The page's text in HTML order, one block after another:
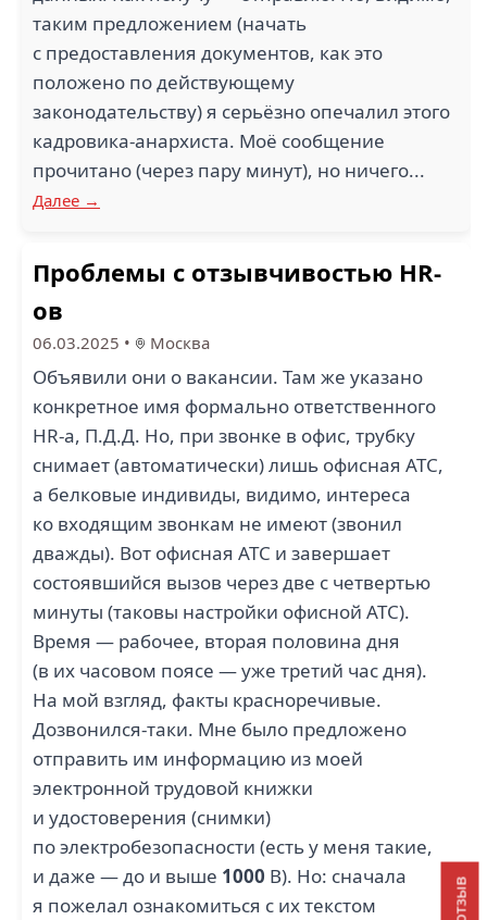
таким предложением (начать
с предоставления документов, как это
положено по действующему
законодательству) я серьёзно опечалил этого
кадровика-анархиста. Моё сообщение
прочитано (через пару минут), но ничего...
Далее →
Проблемы с отзывчивостью HR-
ов
06.03.2025 • Москва
Объявили они о вакансии. Там же указано
конкретное имя формально ответственного
HR-а, П.Д.Д. Но, при звонке в офис, трубку
снимает (автоматически) лишь офисная АТС,
а белковые индивиды, видимо, интереса
ко входящим звонкам не имеют (звонил
дважды). Вот офисная АТС и завершает
состоявшийся вызов через две с четвертью
минуты (таковы настройки офисной АТС).
Время — рабочее, вторая половина дня
(в их часовом поясе — уже третий час дня).
На мой взгляд, факты красноречивые.
Дозвонился-таки. Мне было предложено
отправить им информацию из моей
электронной трудовой книжки
и удостоверения (снимки)
по электробезопасности (есть у меня такие,
и даже — до и выше 1000 В). Но: сначала
я пожелал ознакомиться с их текстом